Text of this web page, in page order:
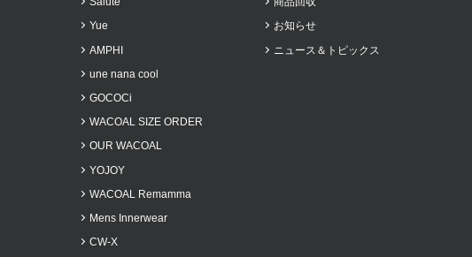
Yue
AMPHI
une nana cool
GOCOCi
WACOAL SIZE ORDER
OUR WACOAL
YOJOY
WACOAL Remamma
Mens Innerwear
CW-X
お知らせ
ニュース＆トピックス